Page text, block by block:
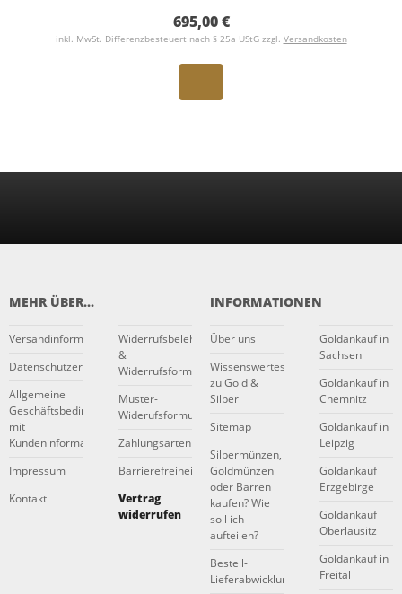
695,00 €
inkl. MwSt. Differenzbesteuert nach § 25a UStG zzgl. Versandkosten
MEHR ÜBER...
Versandinformationen
Datenschutzerklärung
Allgemeine
Geschäftsbedingungen
mit
Kundeninformationen
Impressum
Kontakt
Widerrufsbelehrung
&
Widerrufsformular
Muster-
Widerufsformular
Zahlungsarten
Barrierefreiheitserklärung
Vertrag
widerrufen
INFORMATIONEN
Über uns
Wissenswertes
zu Gold &
Silber
Sitemap
Silbermünzen,
Goldmünzen
oder Barren
kaufen? Wie
soll ich
aufteilen?
Bestell-
Lieferabwicklung
Goldankauf in
Sachsen
Goldankauf in
Chemnitz
Goldankauf in
Leipzig
Goldankauf
Erzgebirge
Goldankauf
Oberlausitz
Goldankauf in
Freital